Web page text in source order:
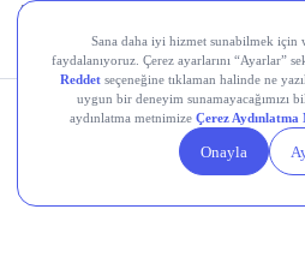
Ayrıcalıklar
Kişisel Verilerin
Gizlilik
Politikası